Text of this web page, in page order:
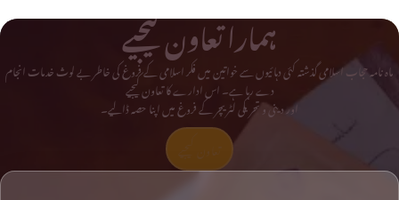
ہمارا تعاون کیجیے
ماہ نامہ حجاب اسلامی گذشتہ کئی دہائیوں سے خواتین میں فکر اسلامی کے فروغ کی خاطر بے لوث خدمات انجام
دے رہا ہے۔ اس ادارے کا تعاون کیجیے
اور دینی و تحریکی لٹریچر کے فروغ میں اپنا حصہ ڈالیے۔